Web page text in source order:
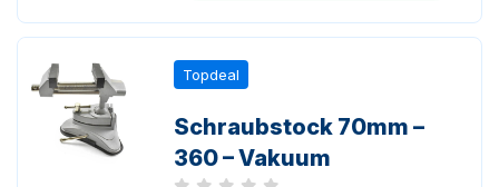
Topdeal
Schraubstock 70mm –
360 – Vakuum